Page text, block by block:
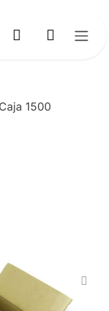
1500